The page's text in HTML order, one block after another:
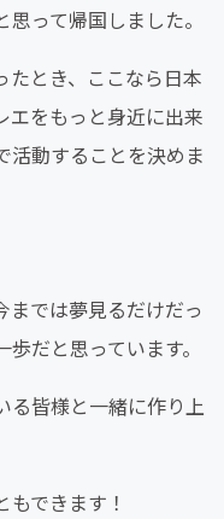
って帰国しました。
たとき、ここなら日本
エをもっと身近に出来
活動することを決めま
までは夢見るだけだっ
だと思っています。
る皆様と一緒に作り上
できます！